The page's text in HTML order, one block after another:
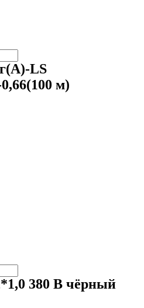
LS
м)
380 В чёрный